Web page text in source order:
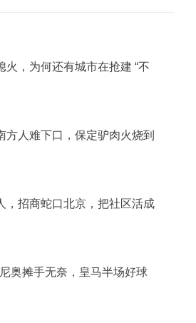
火，为何还有城市在抢建 “不
方人难下口，保定驴肉火烧到
，招商蛇口北京，把社区活成
奥摊手无奈，皇马半场好球